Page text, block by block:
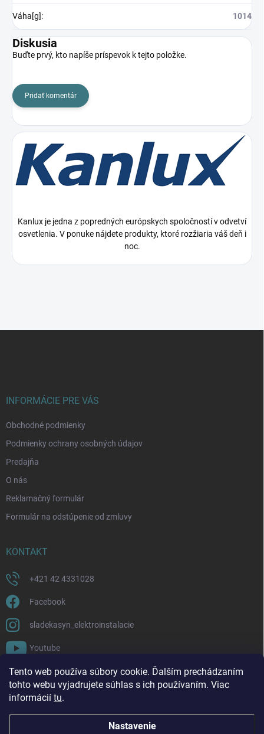
Tento web používa súbory cookie. Ďalším prechádzaním
tohto webu vyjadrujete súhlas s ich používaním. Viac
informácií tu.
Nastavenie
Váha[g]: 1014
Diskusia
Buďte prvý, kto napíše príspevok k tejto položke.
Pridať komentár
Kanlux je jedna z popredných európskych spoločností v odvetví
osvetlenia. V ponuke nájdete produkty, ktoré rozžiaria váš deň i
noc.
INFORMÁCIE PRE VÁS
Obchodné podmienky
Podmienky ochrany osobných údajov
Predajňa
O nás
Reklamačný formulár
Formulár na odstúpenie od zmluvy
KONTAKT
+421 42 4331028
Facebook
sladekasyn_elektroinstalacie
Youtube
FACEBOOK